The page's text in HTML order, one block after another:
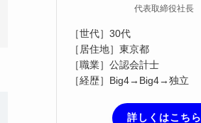
代表取締役社長
［世代］30代
［居住地］東京都
［職業］公認会計士
［経歴］Big4→Big4→独立
詳しくはこちら